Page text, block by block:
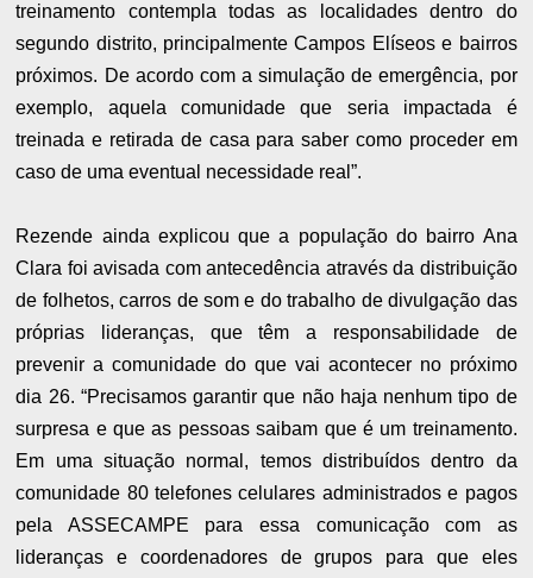
treinamento contempla todas as localidades dentro do
segundo distrito, principalmente Campos Elíseos e bairros
próximos. De acordo com a simulação de emergência, por
exemplo, aquela comunidade que seria impactada é
treinada e retirada de casa para saber como proceder em
caso de uma eventual necessidade real”.
Rezende ainda explicou que a população do bairro Ana
Clara foi avisada com antecedência através da distribuição
de folhetos, carros de som e do trabalho de divulgação das
próprias lideranças, que têm a responsabilidade de
prevenir a comunidade do que vai acontecer no próximo
dia 26. “Precisamos garantir que não haja nenhum tipo de
surpresa e que as pessoas saibam que é um treinamento.
Em uma situação normal, temos distribuídos dentro da
comunidade 80 telefones celulares administrados e pagos
pela ASSECAMPE para essa comunicação com as
lideranças e coordenadores de grupos para que eles